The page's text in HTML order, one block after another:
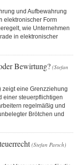
und Aufbewahrung
elektronischer Form
wie Unternehmen
in elektronischer
Bewirtung? (Stefan
zeigt eine Grenzziehung
einer steuerpflichtigen
regelmäßig und
Brötchen und
(Stefan Parsch)